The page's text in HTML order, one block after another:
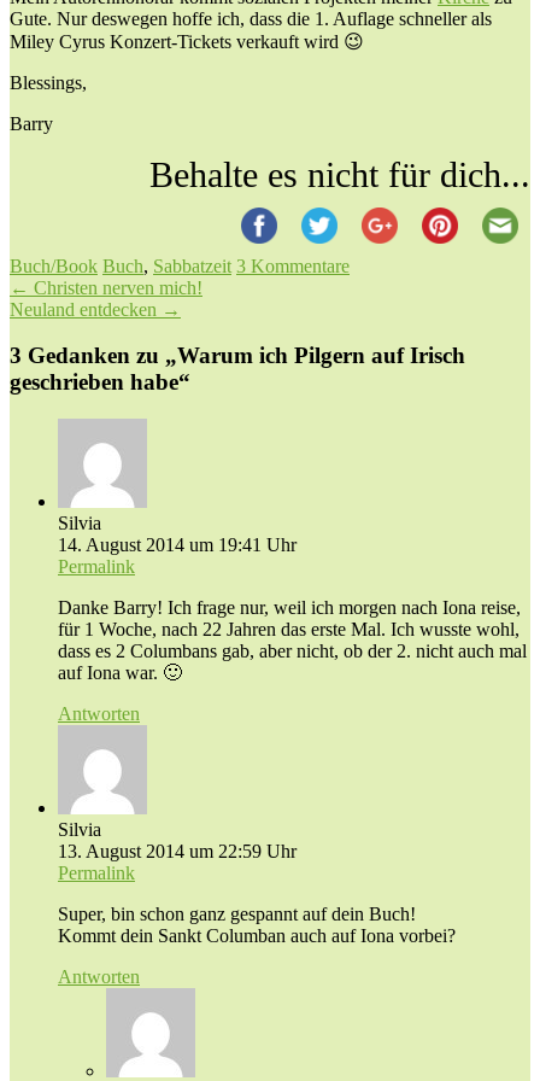
Gute. Nur deswegen hoffe ich, dass die 1. Auflage schneller als
Miley Cyrus Konzert-Tickets verkauft wird 😉
Blessings,
Barry
Behalte es nicht für dich...
Buch/Book Buch, Sabbatzeit 3 Kommentare
Beitragsnavigation
← Christen nerven mich!
Neuland entdecken →
3 Gedanken zu „Warum ich Pilgern auf Irisch
geschrieben habe“
Silvia
14. August 2014 um 19:41 Uhr
Permalink
Danke Barry! Ich frage nur, weil ich morgen nach Iona reise,
für 1 Woche, nach 22 Jahren das erste Mal. Ich wusste wohl,
dass es 2 Columbans gab, aber nicht, ob der 2. nicht auch mal
auf Iona war. 🙂
Antworten
Silvia
13. August 2014 um 22:59 Uhr
Permalink
Super, bin schon ganz gespannt auf dein Buch!
Kommt dein Sankt Columban auch auf Iona vorbei?
Antworten